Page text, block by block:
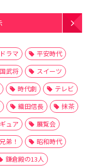
ラマ
平安時代
武将
スイーツ
時代劇
テレビ
織田信長
抹茶
ュア
展覧会
弟！
昭和時代
鎌倉殿の13人